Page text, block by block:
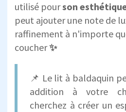
utilisé pourson
peut ajouter une note de
raffinement à n'importe
coucher✨
📌 Le lit à baldaquin
addition à votre
cherchez à créer un